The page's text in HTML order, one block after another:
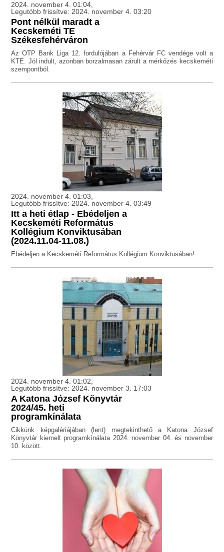
2024. november 4. 01:04,
Legutóbb frissítve: 2024. november 4. 03:20
Pont nélkül maradt a
Kecskeméti TE
Székesfehérváron
Az OTP Bank Liga 12. fordulójában a Fehérvár FC vendége volt a
KTE. Jól indult, azonban borzalmasan zárult a mérkőzés kecskeméti
szempontból.
2024. november 4. 01:03,
Legutóbb frissítve: 2024. november 4. 03:49
Itt a heti étlap - Ebédeljen a
Kecskeméti Református
Kollégium Konviktusában
(2024.11.04-11.08.)
Ebédeljen a Kecskeméti Református Kollégium Konviktusában!
2024. november 4. 01:02,
Legutóbb frissítve: 2024. november 3. 17:03
A Katona József Könyvtár
2024/45. heti
programkínálata
Cikkünk képgalériájában (lent) megtekinthető a Katona József
Könyvtár kiemelt programkínálata 2024. november 04. és november
10. között.